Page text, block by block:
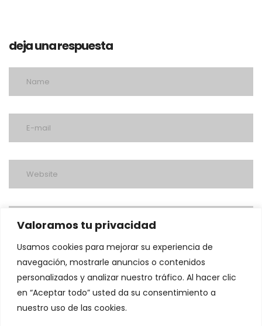
Valoramos tu privacidad
Usamos cookies para mejorar su experiencia de
navegación, mostrarle anuncios o contenidos
personalizados y analizar nuestro tráfico. Al hacer clic
en “Aceptar todo” usted da su consentimiento a
nuestro uso de las cookies.
deja una respuesta
post a comment